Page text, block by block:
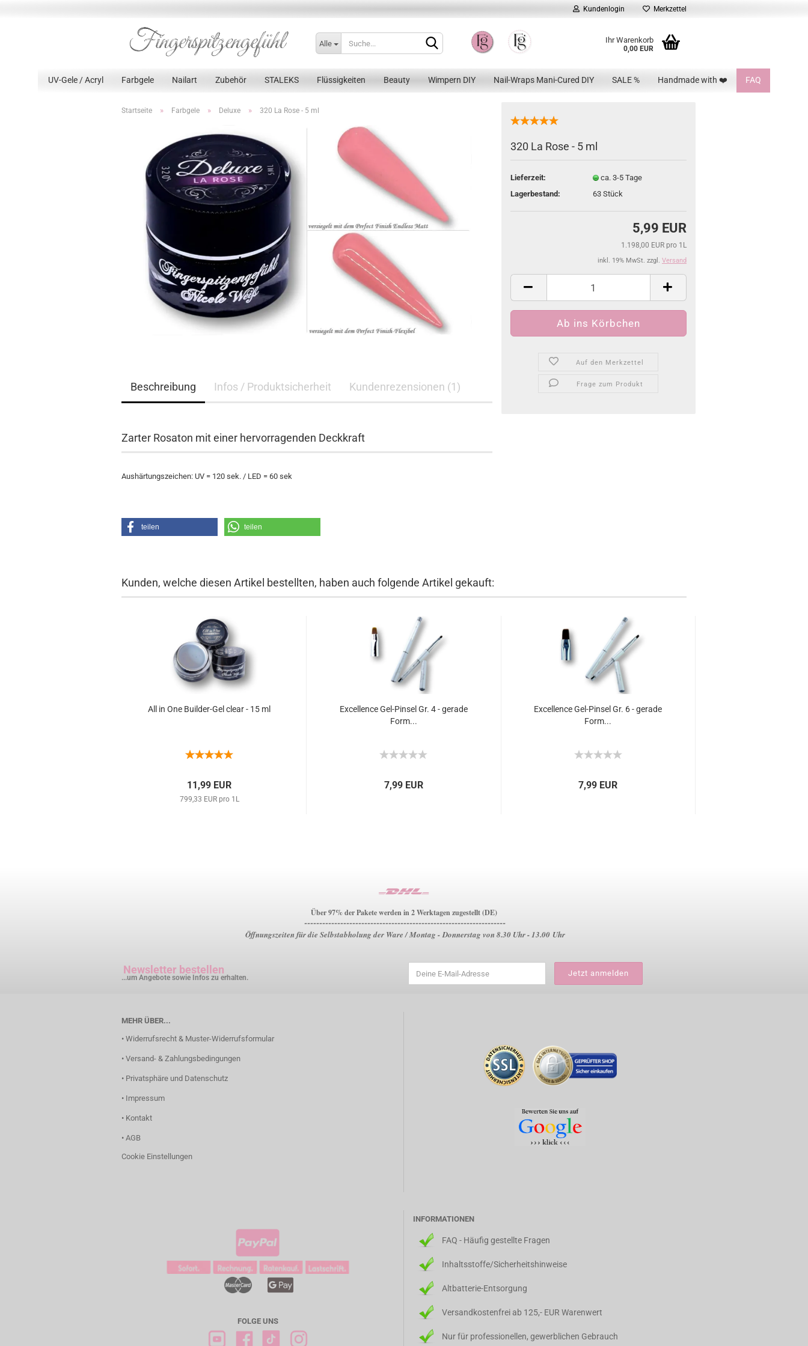
Kundenlogin
Passwort vergessen?
Merkzettel
Alle Ihr Warenkorb
0,00 EUR
UV-Gele / Acryl Farbgele Nailart Zubehör STALEKS Flüssigkeiten Beauty Wimpern DIY Nail-Wraps Mani-Cured DIY SALE % Handmade with ❤️ FAQ
Startseite » Farbgele » Deluxe » 320 La Rose - 5 ml
320 La Rose - 5 ml
Lieferzeit:
ca. 3-5 Tage
Lagerbestand:
63 Stück
5,99 EUR
1.198,00 EUR pro 1L
inkl. 19% MwSt. zzgl. Versand
Auf den Merkzettel
Frage zum Produkt
Beschreibung Infos / Produktsicherheit Kundenrezensionen (1)
Zarter Rosaton mit einer hervorragenden Deckkraft
Aushärtungszeichen: UV = 120 sek. / LED = 60 sek
teilen teilen
Kunden, welche diesen Artikel bestellten, haben auch folgende Artikel gekauft:
All in One Builder-Gel clear - 15 ml
11,99 EUR
799,33 EUR pro 1L
Excellence Gel-Pinsel Gr. 4 - gerade
Form...
7,99 EUR
Excellence Gel-Pinsel Gr. 6 - gerade
Form...
7,99 EUR
Über 97% der Pakete werden in 2 Werktagen zugestellt (DE)
-------------------------------------------------------------------
Öffnungszeiten für die Selbstabholung der Ware / Montag - Donnerstag von 8.30 Uhr - 13.00 Uhr
Newsletter bestellen
...um Angebote sowie Infos zu erhalten.
MEHR ÜBER...
• Widerrufsrecht & Muster-Widerrufsformular
• Versand- & Zahlungsbedingungen
• Privatsphäre und Datenschutz
• Impressum
• Kontakt
• AGB
Cookie Einstellungen
FOLGE UNS
INFORMATIONEN
FAQ - Häufig gestellte Fragen
Inhaltsstoffe/Sicherheitshinweise
Altbatterie-Entsorgung
Versandkostenfrei ab 125,- EUR Warenwert
Nur für professionellen, gewerblichen Gebrauch